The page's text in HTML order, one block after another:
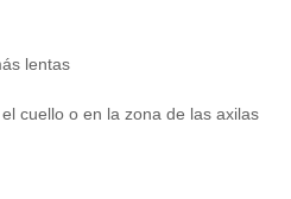
lentas
cuello o en la zona de las axilas